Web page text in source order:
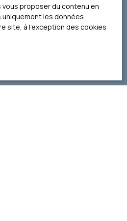
proposer du contenu en
les données
site, à l'exception des cookies